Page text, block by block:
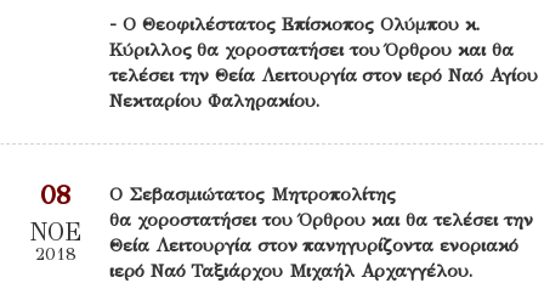
- O Θεοφιλέστατος Επίσκοπος Ολύμπου κ.
Κύριλλος θα χοροστατήσει του Όρθρου και θα
τελέσει την Θεία Λειτουργία στον ιερό Ναό Αγίου
Νεκταρίου Φαληρακίου.
08
ΝΟΕ
2018
Ο Σεβασμιώτατος Μητροπολίτης
θα χοροστατήσει του Όρθρου και θα τελέσει την
Θεία Λειτουργία στον πανηγυρίζοντα ενοριακό
ιερό Ναό Ταξιάρχου Μιχαήλ Αρχαγγέλου.